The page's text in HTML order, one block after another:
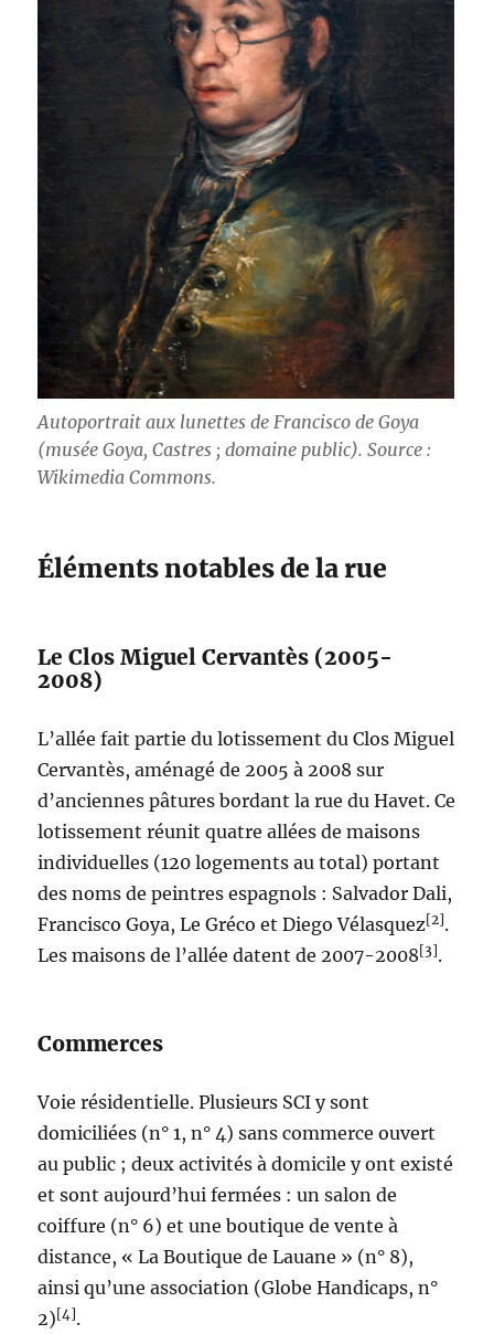
Autoportrait aux lunettes de Francisco de Goya
(musée Goya, Castres ; domaine public). Source :
Wikimedia Commons.
Éléments notables de la rue
Le Clos Miguel Cervantès (2005-
2008)
L’allée fait partie du lotissement du Clos Miguel
Cervantès, aménagé de 2005 à 2008 sur
d’anciennes pâtures bordant la rue du Havet. Ce
lotissement réunit quatre allées de maisons
individuelles (120 logements au total) portant
des noms de peintres espagnols : Salvador Dali,
Francisco Goya, Le Gréco et Diego Vélasquez[2].
Les maisons de l’allée datent de 2007-2008[3].
Commerces
Voie résidentielle. Plusieurs SCI y sont
domiciliées (n° 1, n° 4) sans commerce ouvert
au public ; deux activités à domicile y ont existé
et sont aujourd’hui fermées : un salon de
coiffure (n° 6) et une boutique de vente à
distance, « La Boutique de Lauane » (n° 8),
ainsi qu’une association (Globe Handicaps, n°
2)[4].